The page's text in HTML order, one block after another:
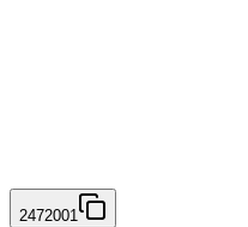
2472001